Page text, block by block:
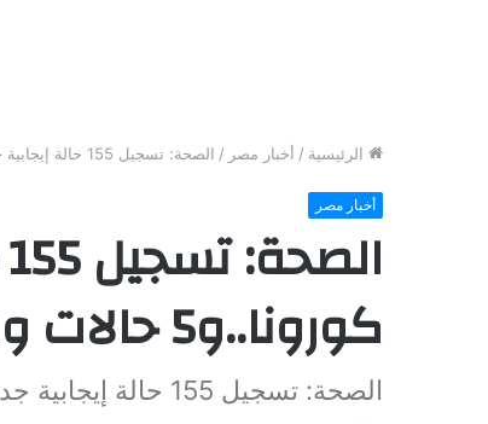
الرئيسية / أخبار مصر / الصحة: تسجيل 155 حالة إيجابية جديدة لفيروس كورونا..و5 حالات وفاة
أخبار مصر
كورونا..و5 حالات وفاة
الصحة: تسجيل 155 حالة إيجابية جديدة لفيروس كورونا..و5 حالات وفاة